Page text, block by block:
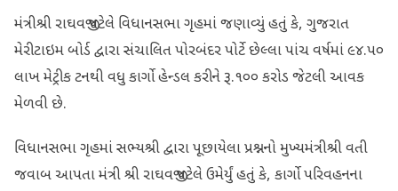
મંત્રીશ્રી રાઘવજી પટેલે વિધાનસભા ગૃહમાં જણાવ્યું હતું કે, ગુજરાત
મેરીટાઇમ બોર્ડ દ્વારા સંચાલિત પોરબંદર પોર્ટે છેલ્લા પાંચ વર્ષમાં ૯૪.૫૦
લાખ મેટ્રીક ટનથી વધુ કાર્ગો હેન્ડલ કરીને રૂ.૧૦૦ કરોડ જેટલી આવક
મેળવી છે.
વિધાનસભા ગૃહમાં સભ્યશ્રી દ્વારા પૂછાયેલા પ્રશ્નનો મુખ્યમંત્રીશ્રી વતી
જવાબ આપતા મંત્રી શ્રી રાઘવજી પટેલે ઉમેર્યું હતું કે, કાર્ગો પરિવહનના